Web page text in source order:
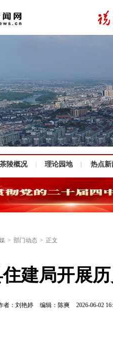
茶陵概况 理论园地 热点新
> 部门动态 > 正文
建局开展
者：刘艳婷 编辑：陈爽 2026-06-02